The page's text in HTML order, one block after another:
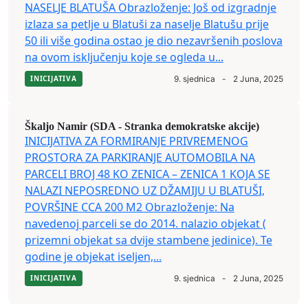
NASELJE BLATUŠA Obrazloženje: Još od izgradnje
izlaza sa petlje u Blatuši za naselje Blatušu prije
50 ili više godina ostao je dio nezavršenih poslova
na ovom isključenju koje se ogleda u...
INICIJATIVA 9. sjednica - 2 Juna, 2025
Škaljo Namir (SDA - Stranka demokratske akcije)
INICIJATIVA ZA FORMIRANJE PRIVREMENOG
PROSTORA ZA PARKIRANJE AUTOMOBILA NA
PARCELI BROJ 48 KO ZENICA – ZENICA 1 KOJA SE
NALAZI NEPOSREDNO UZ DŽAMIJU U BLATUŠI,
POVRŠINE CCA 200 M2 Obrazloženje: Na
navedenoj parceli se do 2014. nalazio objekat (
prizemni objekat sa dvije stambene jedinice). Te
godine je objekat iseljen,...
INICIJATIVA 9. sjednica - 2 Juna, 2025